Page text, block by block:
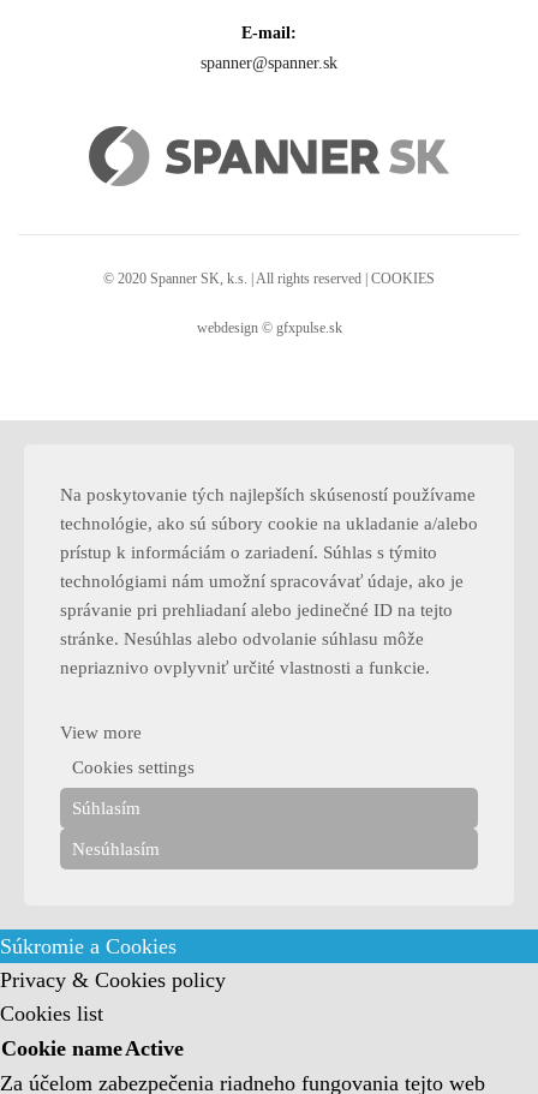
E-mail:
spanner@spanner.sk
© 2020 Spanner SK, k.s. | All rights reserved | COOKIES
webdesign © gfxpulse.sk
Na poskytovanie tých najlepších skúseností používame
technológie, ako sú súbory cookie na ukladanie a/alebo
prístup k informáciám o zariadení. Súhlas s týmito
technológiami nám umožní spracovávať údaje, ako je
správanie pri prehliadaní alebo jedinečné ID na tejto
stránke. Nesúhlas alebo odvolanie súhlasu môže
nepriaznivo ovplyvniť určité vlastnosti a funkcie.
View more
Cookies settings
Súhlasím
Nesúhlasím
Súkromie a Cookies
Privacy & Cookies policy
Cookies list
Cookie nameActive
Za účelom zabezpečenia riadneho fungovania tejto web